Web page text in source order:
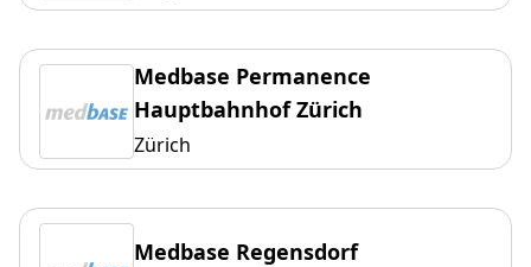
Medbase Permanence
Hauptbahnhof Zürich
Zürich
Medbase Regensdorf